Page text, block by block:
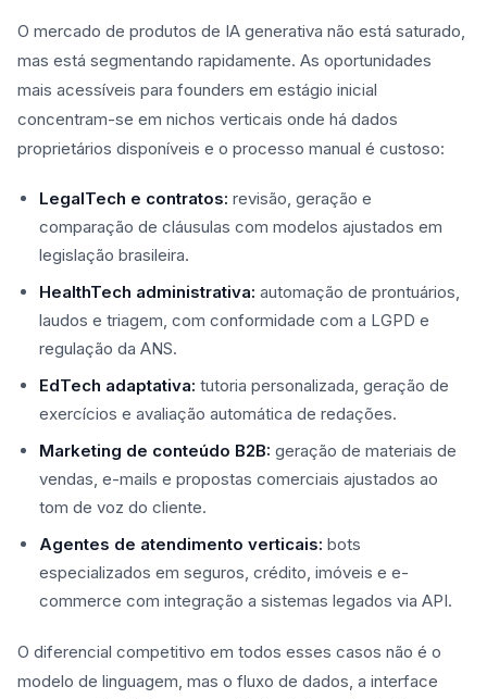
O mercado de produtos de IA generativa não está saturado,
mas está segmentando rapidamente. As oportunidades
mais acessíveis para founders em estágio inicial
concentram-se em nichos verticais onde há dados
proprietários disponíveis e o processo manual é custoso:
LegalTech e contratos: revisão, geração e
comparação de cláusulas com modelos ajustados em
legislação brasileira.
HealthTech administrativa: automação de prontuários,
laudos e triagem, com conformidade com a LGPD e
regulação da ANS.
EdTech adaptativa: tutoria personalizada, geração de
exercícios e avaliação automática de redações.
Marketing de conteúdo B2B: geração de materiais de
vendas, e-mails e propostas comerciais ajustados ao
tom de voz do cliente.
Agentes de atendimento verticais: bots
especializados em seguros, crédito, imóveis e e-
commerce com integração a sistemas legados via API.
O diferencial competitivo em todos esses casos não é o
modelo de linguagem, mas o fluxo de dados, a interface